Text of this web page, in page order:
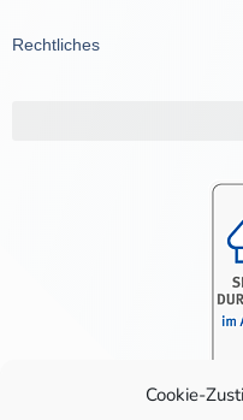
Cookie-
Rechtliches